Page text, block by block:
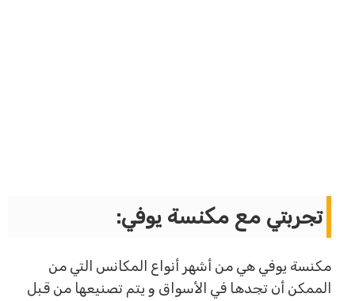
تجربتي مع مكنسة يوفي:
مكنسة يوفي هي من أشهر أنواع المكانس التي من
الممكن أن تجدها في الأسواق و يتم تصنيعها من قبل